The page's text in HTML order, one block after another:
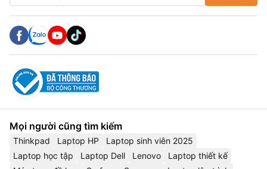
Mọi người cũng tìm kiếm
Thinkpad Laptop HP
Laptop sinh viên 2025
Laptop học tập
Laptop Dell Lenovo
Laptop thiết kế